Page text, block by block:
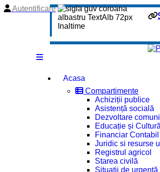
Autentificare
Acasa
Compartimente
Achiziții publice
Asistență socială
Dezvoltare
Educație și Cultură
Financiar Contabil
Juridic si resurse
Registrul agricol
Starea civilă
Situații de urgență